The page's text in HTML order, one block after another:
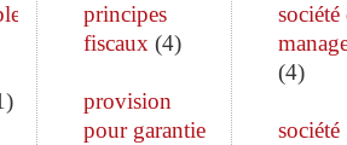
)
principes
fiscaux (4)
provision
pour garantie
société
(4)
société